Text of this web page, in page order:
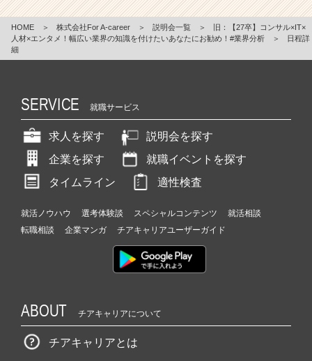
HOME ＞ 株式会社For A-career ＞ 説明会一覧 ＞
旧：【27卒】コンサル×IT×
人材×エンタメ！幅広い業界の知識を付けたいあなたにお勧め！#業界分析
＞
日程詳
細
SERVICE 就職サービス
求人を探す
説明会を探す
企業を探す
就職イベントを探す
タイムライン
適性検査
就活ノウハウ 選考体験談 スペシャルコンテンツ
就活相談
転職相談
企業マンガ チアキャリアユーザーガイド
ABOUT チアキャリアについて
チアキャリアとは